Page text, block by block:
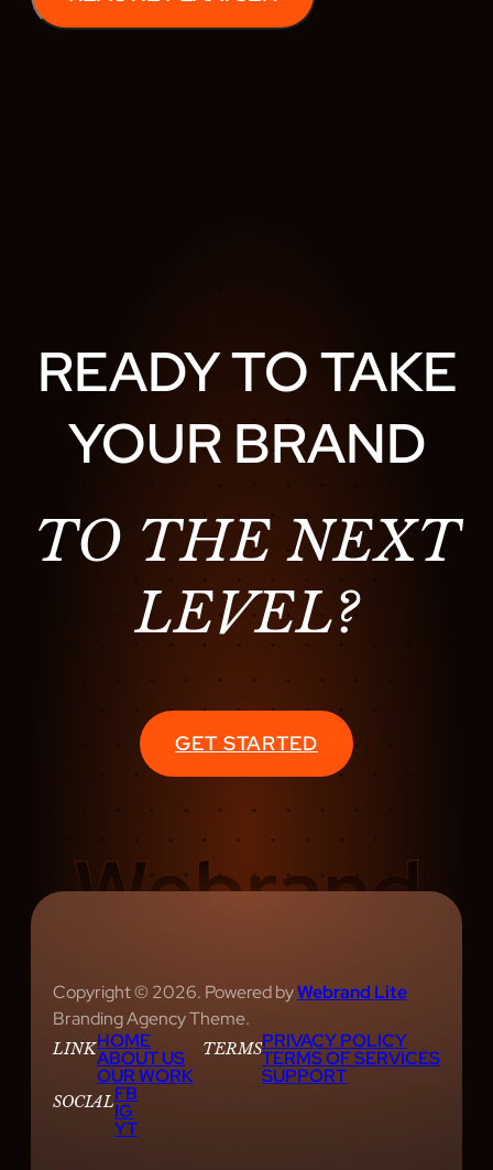
READY TO TAKE
YOUR BRAND
TO THE NEXT
LEVEL?
GET STARTED
Copyright © 2026. Powered byWebrand Lite
Branding Agency Theme.
LINKHOME
ABOUT US
OUR WORK
TERMSPRIVACY POLICY
TERMS OF SERVICES
SUPPORT
SOCIALFB
IG
YT